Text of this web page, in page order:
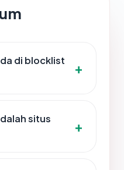
di blocklist
situs